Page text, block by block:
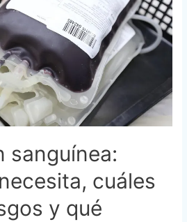
sanguínea:
cuáles
y qué